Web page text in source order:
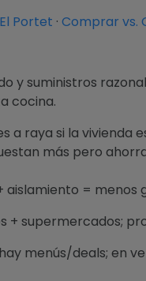
El Portet · Comprar vs.
y suministros
cocina.
a raya si la vivienda
más pero
aislamiento = menos
+ supermercados;
menús/deals; en